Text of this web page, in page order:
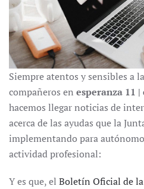
Siempre atentos y sensibles a
compañeros en esperanza 11
hacemos llegar noticias de
acerca de las ayudas que la
implementando para
actividad profesional:
Y es que, el Boletín Oficial de